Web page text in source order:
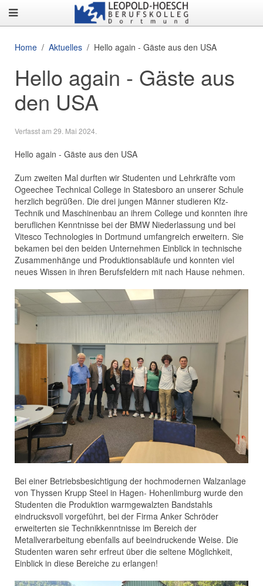
Home Aktuelles Hello again - Gäste aus den USA
Hello again - Gäste aus
den USA
Verfasst am 29. Mai 2024
Hello again - Gäste aus den USA
Zum zweiten Mal durften wir Studenten und Lehrkräfte vom
Ogeechee Technical College in Statesboro an unserer Schule
herzlich begrüßen. Die drei jungen Männer studieren Kfz-
Technik und Maschinenbau an ihrem College und konnten ihre
beruflichen Kenntnisse bei der BMW Niederlassung und bei
Vitesco Technologies in Dortmund umfangreich erweitern. Sie
bekamen bei den beiden Unternehmen Einblick in technische
Zusammenhänge und Produktionsabläufe und konnten viel
neues Wissen in ihren Berufsfeldern mit nach Hause nehmen.
Bei einer Betriebsbesichtigung der hochmodernen Walzanlage
von Thyssen Krupp Steel in Hagen- Hohenlimburg wurde den
Studenten die Produktion warmgewalzten Bandstahls
eindrucksvoll vorgeführt, bei der Firma Anker Schröder
erweiterten sie Technikkenntnisse im Bereich der
Metallverarbeitung ebenfalls auf beeindruckende Weise. Die
Studenten waren sehr erfreut über die seltene Möglichkeit,
Einblick in diese Bereiche zu erlangen!